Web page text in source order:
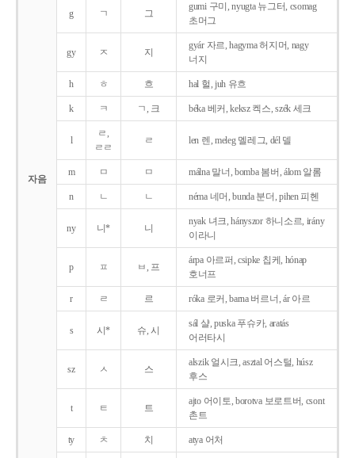
자음
g ㄱ 그
gumi 구미, nyugta 뉴그터, csomag
초머그
gy ㅈ 지
gyár 자르, hagyma 허지머, nagy
너지
h ㅎ 흐 hal 헐, juh 유흐
k ㅋ ㄱ, 크 béka 베커, keksz 켁스, szék 세크
l
ㄹ,
ㄹㄹ
ㄹ len 렌, meleg 멜레그, dél 델
m ㅁ ㅁ málna 말너, bomba 봄버, álom 알롬
n ㄴ ㄴ néma 네머, bunda 분더, pihen 피헨
ny 니* 니
nyak 녀크, hányszor 하니소르, irány
이라니
p ㅍ ㅂ, 프
árpa 아르퍼, csipke 칩케, hónap
호너프
r ㄹ 르 róka 로커, barna 버르너, ár 아르
s 시* 슈, 시
sál 샬, puska 푸슈카, aratás
어러타시
sz ㅅ 스
alszik 얼시크, asztal 어스털, húsz
후스
t ㅌ 트
ajto 어이토, borotva 보로트버, csont
촌트
ty ㅊ 치 atya 어처